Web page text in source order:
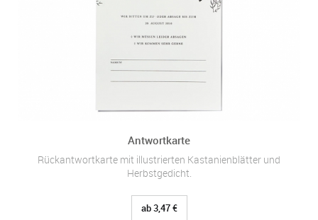
Antwortkarte
Rückantwortkarte mit illustrierten Kastanienblätter und
Herbstgedicht.
ab 3,47 €